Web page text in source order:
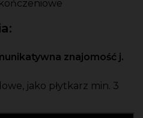
znajomość j.
jako płytkarz min. 3